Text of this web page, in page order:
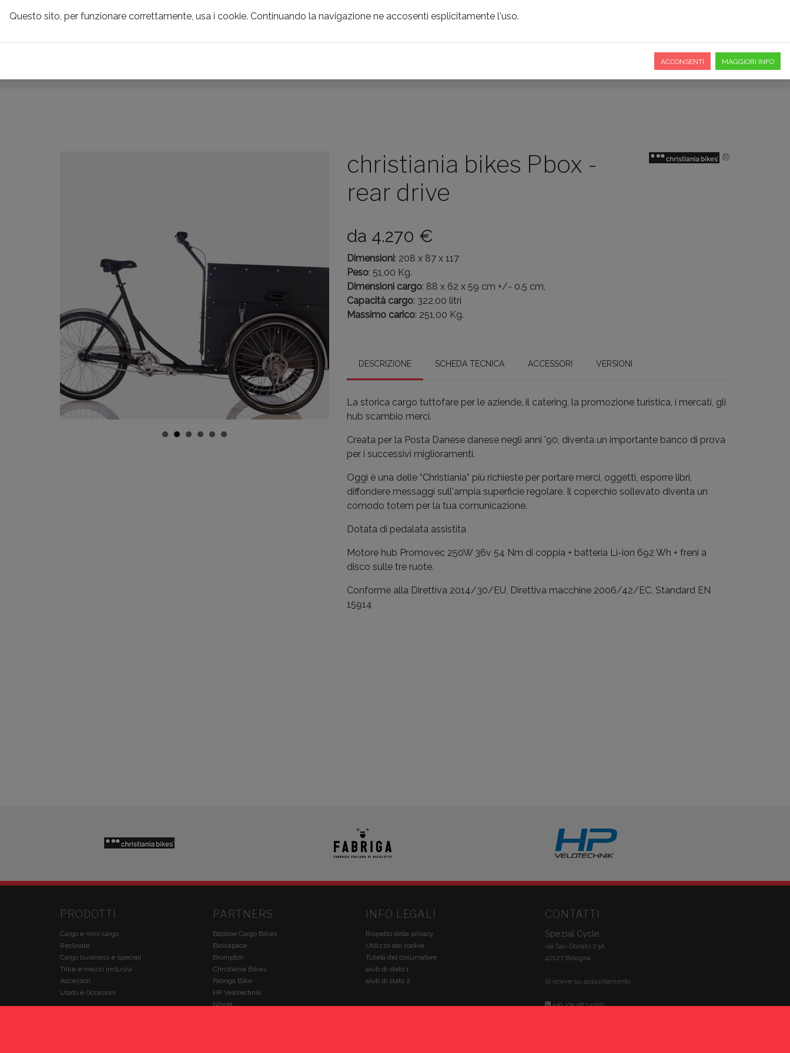
christiania bikes Pbox -
rear drive
®
da 4.270 €
Dimensioni: 208 x 87 x 117
Peso: 51,00 Kg.
Dimensioni cargo: 88 x 62 x 59 cm +/- 0.5 cm,
Capacità cargo: 322,00 litri
Massimo carico: 251,00 Kg.
DESCRIZIONE SCHEDA TECNICA ACCESSORI VERSIONI
La storica cargo tuttofare per le aziende, il catering, la promozione turistica, i mercati, gli
hub scambio merci.
Creata per la Posta Danese danese negli anni '90, diventa un importante banco di prova
per i successivi miglioramenti.
Oggi è una delle “Christiania” più richieste per portare merci, oggetti, esporre libri,
diffondere messaggi sull'ampia superficie regolare. Il coperchio sollevato diventa un
comodo totem per la tua comunicazione.
Dotata di pedalata assistita
Motore hub Promovec 250W 36v 54 Nm di coppia + batteria Li-ion 692 Wh + freni a
disco sulle tre ruote.
Conforme alla Direttiva 2014/30/EU, Direttiva macchine 2006/42/EC, Standard EN
15914
PRODOTTI
Cargo e mini cargo
Reclinate
Cargo business e speciali
Trike e mezzi inclusivi
Accessori
Usato e Occasioni
PARTNERS
Babboe Cargo Bikes
Bicicapace
Brompton
Christiania Bikes
Fabriga Bike
HP Velotechnik
Nihola
INFO LEGALI
Rispetto della privacy
Utilizzo dei cookie
Tutela del cosumatore
aiuti di stato 1
aiuti di stato 2
CONTATTI
Spezial Cycle
via San Donato 23A
40127 Bologna
Si riceve su appuntamento
+39 375 5823290
Questo sito, per funzionare correttamente, usa i cookie. Continuando la navigazione ne accosenti esplicitamente l'uso.
ACCONSENTI MAGGIORI INFO